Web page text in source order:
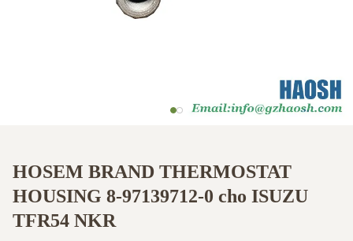
HOSEM BRAND THERMOSTAT
HOUSING 8-97139712-0 cho ISUZU
TFR54 NKR